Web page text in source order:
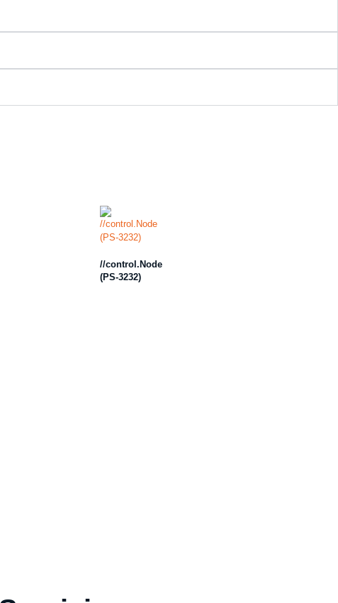
//control.Node
(PS-3232)